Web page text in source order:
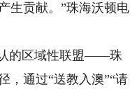
生贡献。”珠海沃顿电
的区域性联盟——珠
，通过“送教入澳”“请